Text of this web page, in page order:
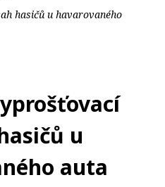
hasičů u havarovaného
u
auta